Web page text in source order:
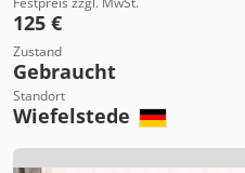
125 €
Zustand
Gebraucht
Standort
Wiefelstede